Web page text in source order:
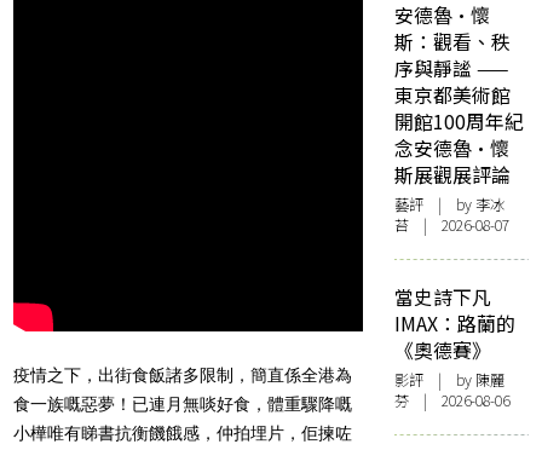
疫情之下，出街食飯諸多限制，簡直係全港為
食一族嘅惡夢！已連月無啖好食，體重驟降嘅
小樺唯有睇書抗衡饑餓感，仲拍埋片，佢揀咗
安德魯·懷
斯：觀看、秩
序與靜謐 ——
東京都美術館
開館100周年紀
念安德魯·懷
斯展觀展評論
藝評 | by 李冰
苔 | 2026-08-07
當史詩下凡
IMAX：路蘭的
《奧德賽》
影評 | by 陳麗
芬 | 2026-08-06